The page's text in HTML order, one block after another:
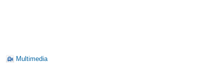
Multimedia